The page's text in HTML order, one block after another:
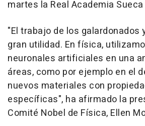
martes la Real Academia
"El trabajo de los galardonados
gran utilidad. En física,
neuronales artificiales en una
áreas, como por ejemplo en el
nuevos materiales con
específicas", ha afirmado la
Comité Nobel de Física, Ellen